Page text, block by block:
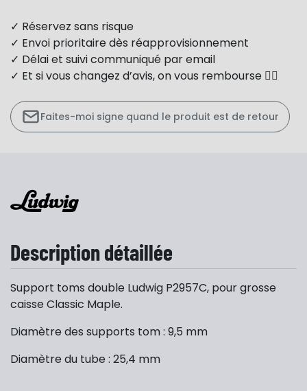
✓ Réservez sans risque
✓ Envoi prioritaire dès réapprovisionnement
✓ Délai et suivi communiqué par email
✓ Et si vous changez d’avis, on vous rembourse 👍🏻
Faites-moi signe quand le produit est de retour
Description détaillée
Support toms double Ludwig P2957C, pour grosse
caisse Classic Maple.
Diamètre des supports tom : 9,5 mm
Diamètre du tube : 25,4 mm